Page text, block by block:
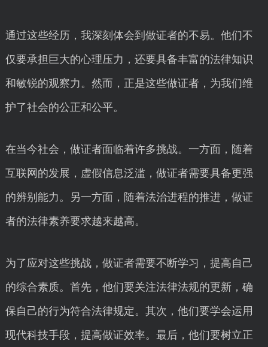
通过这些经历，我深刻体会到做证者的不易。他们不
仅要承担巨大的心理压力，还要具备丰富的法律知识
和敏锐的观察力。然而，正是这些做证者，为我们维
护了社会的公正和公平。
在当今社会，做证者面临着许多挑战。一方面，随着
互联网的发展，虚假信息泛滥，做证者需要具备更强
的辨别能力。另一方面，随着法治进程的推进，做证
者的法律素养要求越来越高。
为了应对这些挑战，做证者需要不断学习，提高自己
的综合素质。首先，他们要关注法律法规的更新，确
保自己的行为符合法律规定。其次，他们要学会运用
现代科技手段，提高做证效率。最后，他们要树立正